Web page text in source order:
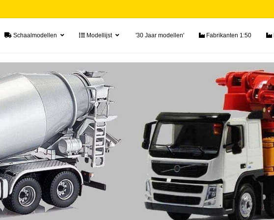
Schaalmodellen Modellijst '30 Jaar modellen' Fabrikanten 1:50